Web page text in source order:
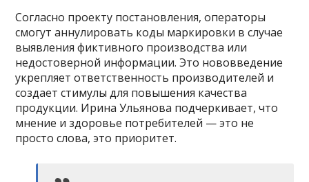
Согласно проекту постановления, операторы
смогут аннулировать коды маркировки в случае
выявления фиктивного производства или
недостоверной информации. Это нововведение
укрепляет ответственность производителей и
создает стимулы для повышения качества
продукции. Ирина Ульянова подчеркивает, что
мнение и здоровье потребителей — это не
просто слова, это приоритет.